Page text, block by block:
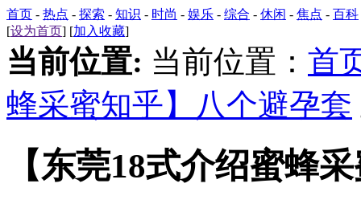
首页 - 热点 - 探索 - 知识 - 时尚 - 娱乐 - 综合 - 休闲 - 焦点 - 百科
[设为首页] [加入收藏]
当前位置: 当前位置： 首
蜂采蜜知乎】八个避孕套
【东莞18式介绍蜜蜂